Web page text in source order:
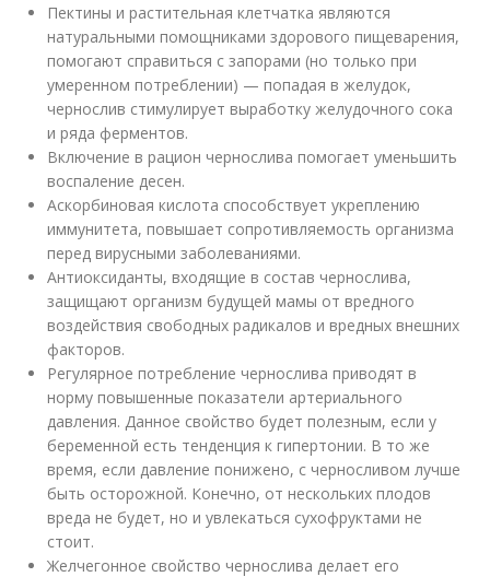
Пектины и растительная клетчатка являются
натуральными помощниками здорового пищеварения,
помогают справиться с запорами (но только при
умеренном потреблении) — попадая в желудок,
чернослив стимулирует выработку желудочного сока
и ряда ферментов.
Включение в рацион чернослива помогает уменьшить
воспаление десен.
Аскорбиновая кислота способствует укреплению
иммунитета, повышает сопротивляемость организма
перед вирусными заболеваниями.
Антиоксиданты, входящие в состав чернослива,
защищают организм будущей мамы от вредного
воздействия свободных радикалов и вредных внешних
факторов.
Регулярное потребление чернослива приводят в
норму повышенные показатели артериального
давления. Данное свойство будет полезным, если у
беременной есть тенденция к гипертонии. В то же
время, если давление понижено, с черносливом лучше
быть осторожной. Конечно, от нескольких плодов
вреда не будет, но и увлекаться сухофруктами не
стоит.
Желчегонное свойство чернослива делает его